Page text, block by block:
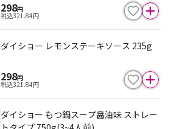
298円
税込321.84円
ダイショー レモンステーキソース 235g
298円
税込321.84円
ダイショー もつ鍋スープ醤油味 ストレー